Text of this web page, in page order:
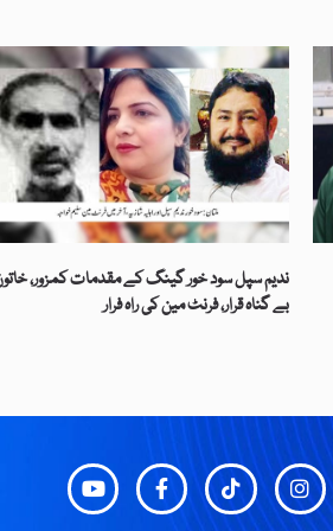
ندیم سپل سود خور گینگ کے مقدمات کمزور،
بے گناہ قرار، فرنٹ مین کی راہ فرار